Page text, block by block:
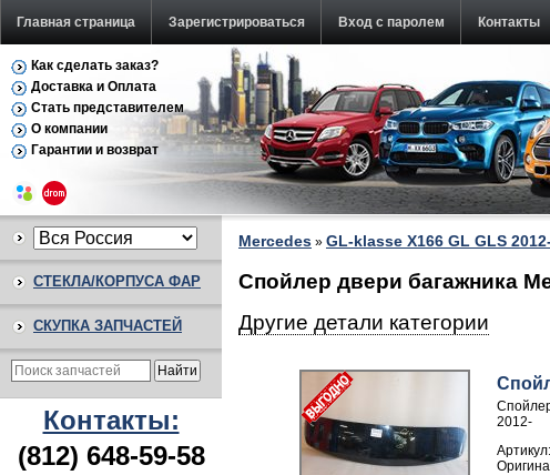
Главная страница Зарегистрироваться Вход с паролем Контакты
Как сделать заказ?
Доставка и Оплата
Стать представителем
О компании
Гарантии и возврат
СТЕКЛА/КОРПУСА ФАР
СКУПКА ЗАПЧАСТЕЙ
Контакты:
(812) 648-59-58
Mercedes » GL-klasse X166 GL GLS
Спойлер двери багажника
Другие детали категории
2012-